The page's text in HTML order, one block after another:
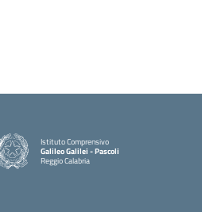
Istituto Comprensivo
Galileo Galilei - Pascoli
Reggio Calabria